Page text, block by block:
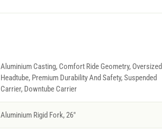
Aluminium Casting, Comfort Ride Geometry, Oversized
Headtube, Premium Durability And Safety, Suspended
Carrier, Downtube Carrier
Aluminium Rigid Fork, 26"